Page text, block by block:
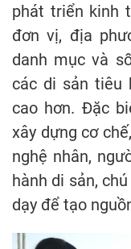
phát triển kinh
đơn vị, địa
danh mục và
các di sản tiêu
cao hơn. Đặc
xây dựng cơ
nghệ nhân,
hành di sản,
dạy để tạo